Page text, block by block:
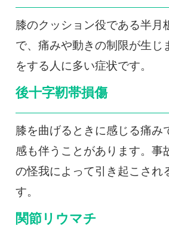
膝のクッション役である半月
で、痛みや動きの制限が生じ
をする人に多い症状です。
後十字靭帯損傷
膝を曲げるときに感じる痛み
感も伴うことがあります。事
の怪我によって引き起こされ
す。
関節リウマチ